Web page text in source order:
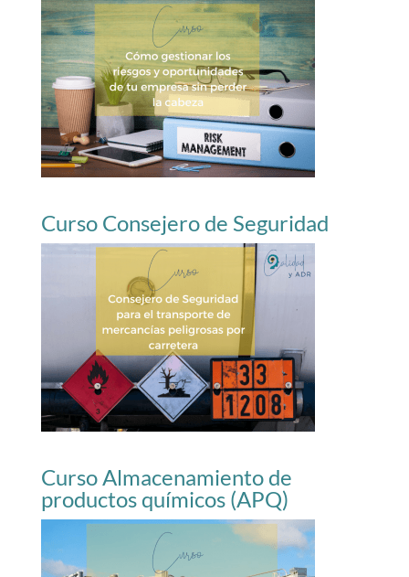
Curso Consejero de Seguridad
Curso Almacenamiento de
productos químicos (APQ)